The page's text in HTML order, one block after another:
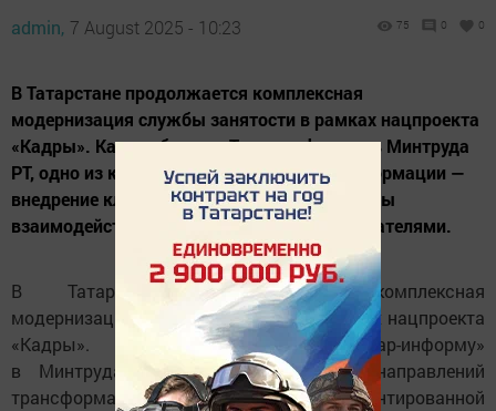
admin, 7 August 2025 - 10:23 75 0 0
В Татарстане продолжается комплексная
модернизация службы занятости в рамках нацпроекта
«Кадры». Как сообщили «Татар-информу» в Минтруда
РТ, одно из ключевых направлений трансформации —
внедрение клиентоориентированной системы
взаимодействия с соискателями и работодателями.
В Татарстане продолжается комплексная
модернизация службы занятости в рамках нацпроекта
«Кадры». Как сообщили «Татар-информу»
в Минтруда РТ, одно из ключевых направлений
трансформации — внедрение клиентоориентированной